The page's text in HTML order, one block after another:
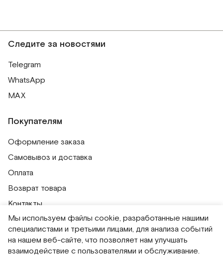
Следите за новостями
Telegram
WhatsApp
MAX
Покупателям
Оформление заказа
Самовывоз и доставка
Оплата
Возврат товара
Контакты
Публичная оферта
Политика обработки персональных данных
Политика использования сессионных файлов
Мы используем файлы cookie, разработанные нашими
специалистами и третьими лицами, для анализа событий
на нашем веб-сайте, что позволяет нам улучшать
взаимодействие с пользователями и обслуживание.